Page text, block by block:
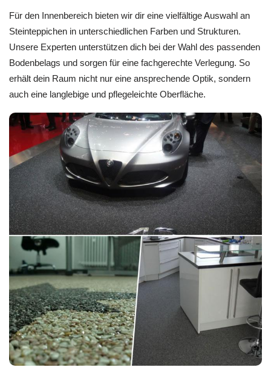
Für den Innenbereich bieten wir dir eine vielfältige Auswahl an
Steinteppichen in unterschiedlichen Farben und Strukturen.
Unsere Experten unterstützen dich bei der Wahl des passenden
Bodenbelags und sorgen für eine fachgerechte Verlegung. So
erhält dein Raum nicht nur eine ansprechende Optik, sondern
auch eine langlebige und pflegeleichte Oberfläche.